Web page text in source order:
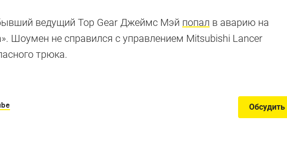
ведущий Top Gear Джеймс Мэй попал в аварию на
Шоумен не справился с управлением Mitsubishi Lancer
трюка.
Scirocco и другие машины, которые терпеть не может ведущий
Обсудить